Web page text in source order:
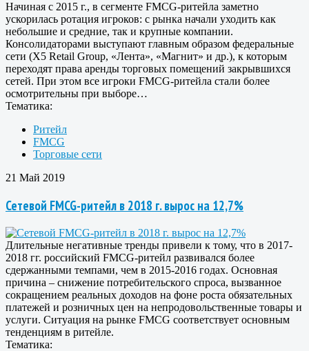
Начиная с 2015 г., в сегменте FMCG-ритейла заметно
ускорилась ротация игроков: с рынка начали уходить как
небольшие и средние, так и крупные компании.
Консолидаторами выступают главным образом федеральные
сети (X5 Retail Group, «Лента», «Магнит» и др.), к которым
переходят права аренды торговых помещений закрывшихся
сетей. При этом все игроки FMCG-ритейла стали более
осмотрительны при выборе…
Тематика:
Ритейл
FMCG
Торговые сети
21 Май 2019
Сетевой FMCG-ритейл в 2018 г. вырос на 12,7%
Длительные негативные тренды привели к тому, что в 2017-
2018 гг. российский FMCG-ритейл развивался более
сдержанными темпами, чем в 2015-2016 годах. Основная
причина – снижение потребительского спроса, вызванное
сокращением реальных доходов на фоне роста обязательных
платежей и розничных цен на непродовольственные товары и
услуги. Ситуация на рынке FMCG соответствует основным
тенденциям в ритейле.
Тематика: